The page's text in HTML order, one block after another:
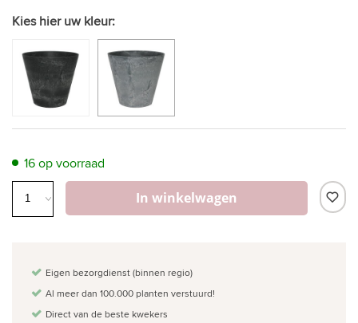
Kies hier uw kleur:
16 op voorraad
In winkelwagen
Eigen bezorgdienst (binnen regio)
Al meer dan 100.000 planten verstuurd!
Direct van de beste kwekers